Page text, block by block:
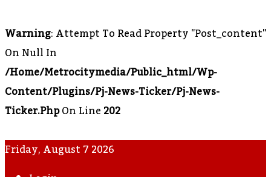
Warning: Attempt To Read Property "post_content"
On Null In
/home/metrocitymedia/public_html/wp-
Content/plugins/pj-News-Ticker/pj-News-
Ticker.phpOn Line202
Friday, August 7 2026